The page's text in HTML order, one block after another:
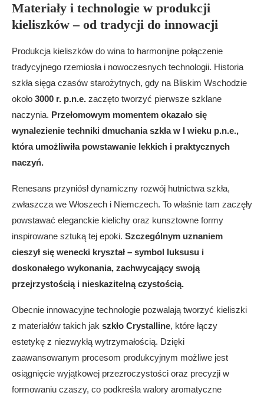
Materiały i technologie w produkcji
kieliszków – od tradycji do innowacji
Produkcja kieliszków do wina to harmonijne połączenie
tradycyjnego rzemiosła i nowoczesnych technologii. Historia
szkła sięga czasów starożytnych, gdy na Bliskim Wschodzie
około 3000 r. p.n.e. zaczęto tworzyć pierwsze szklane
naczynia. Przełomowym momentem okazało się
wynalezienie techniki dmuchania szkła w I wieku p.n.e.,
która umożliwiła powstawanie lekkich i praktycznych
naczyń.
Renesans przyniósł dynamiczny rozwój hutnictwa szkła,
zwłaszcza we Włoszech i Niemczech. To właśnie tam zaczęły
powstawać eleganckie kielichy oraz kunsztowne formy
inspirowane sztuką tej epoki. Szczególnym uznaniem
cieszył się wenecki kryształ – symbol luksusu i
doskonałego wykonania, zachwycający swoją
przejrzystością i nieskazitelną czystością.
Obecnie innowacyjne technologie pozwalają tworzyć kieliszki
z materiałów takich jak szkło Crystalline, które łączy
estetykę z niezwykłą wytrzymałością. Dzięki
zaawansowanym procesom produkcyjnym możliwe jest
osiągnięcie wyjątkowej przezroczystości oraz precyzji w
formowaniu czaszy, co podkreśla walory aromatyczne